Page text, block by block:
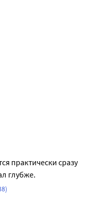
практически сразу
глубже.